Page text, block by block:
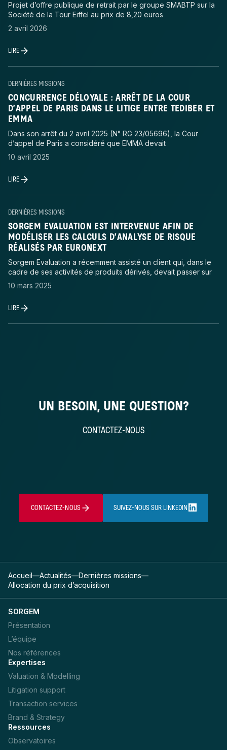
Projet d’offre publique de retrait par le groupe SMABTP sur la
Société de la Tour Eiffel au prix de 8,20 euros
2 avril 2026
LIRE
DERNIÈRES MISSIONS
CONCURRENCE DÉLOYALE : ARRÊT DE LA COUR
D’APPEL DE PARIS DANS LE LITIGE ENTRE TEDIBER ET
EMMA
Dans son arrêt du 2 avril 2025 (N° RG 23/05696), la Cour
d’appel de Paris a considéré que EMMA devait
10 avril 2025
LIRE
DERNIÈRES MISSIONS
SORGEM EVALUATION EST INTERVENUE AFIN DE
MODÉLISER LES CALCULS D’ANALYSE DE RISQUE
RÉALISÉS PAR EURONEXT
Sorgem Evaluation a récemment assisté un client qui, dans le
cadre de ses activités de produits dérivés, devait passer sur
10 mars 2025
LIRE
UN BESOIN, UNE QUESTION?
CONTACTEZ-NOUS
CONTACTEZ-NOUS SUIVEZ-NOUS SUR LINKEDIN
Accueil—Actualités—Dernières missions—
Allocation du prix d’acquisition
SORGEM
Présentation
L’équipe
Nos références
Expertises
Valuation & Modelling
Litigation support
Transaction services
Brand & Strategy
Ressources
Observatoires